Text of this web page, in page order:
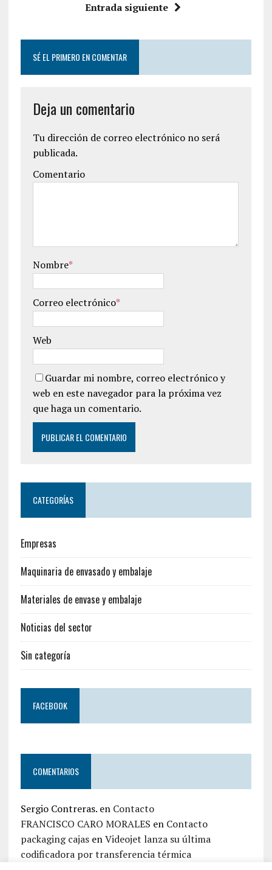
Entrada siguiente
SÉ EL PRIMERO EN COMENTAR
Deja un comentario
Tu dirección de correo electrónico no será
publicada.
Comentario
Nombre*
Correo electrónico*
Web
Guardar mi nombre, correo electrónico y
web en este navegador para la próxima vez
que haga un comentario.
CATEGORÍAS
Empresas
Maquinaria de envasado y embalaje
Materiales de envase y embalaje
Noticias del sector
Sin categoría
FACEBOOK
COMENTARIOS
Sergio Contreras.en Contacto
FRANCISCO CARO MORALES en Contacto
packaging cajasenVideojet lanza su última
codificadora por transferencia térmica